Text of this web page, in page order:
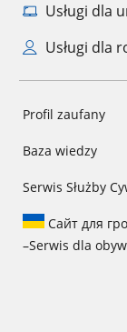
Usługi dla
Usługi dla
Profil zaufany
Baza wiedzy
Serwis Służby
Сайт для
–Serwis dla